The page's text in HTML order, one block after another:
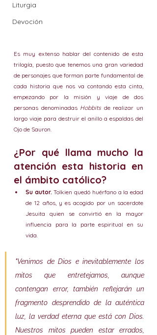
Liturgia
Devoción
Es muy extenso hablar del contenido de esta
trilogía, puesto que tenemos una gran variedad
de personajes que forman parte fundamental de
cada historia que nos va contando esta cinta,
empezando por la misión y viaje de dos
personas denominadas Hobbits de realizar un
largo viaje para destruir el anillo a espaldas del
Ojo de Sauron.
¿Por qué llama mucho la
atención esta historia en
el ámbito católico?
Su autor. Tolkien quedó huérfano a la edad
de 12 años, y es acogido por un sacerdote
Jesuita quien se convirtió en la mayor
influencia para la parte espiritual en su
vida.
"Venimos de Dios e inevitablemente los
mitos que entretejamos, aunque
contengan error, también reflejarán un
fragmento desprendido de la auténtica
luz, la verdad eterna que está con Dios.
Nuestros mitos pueden estar errados,